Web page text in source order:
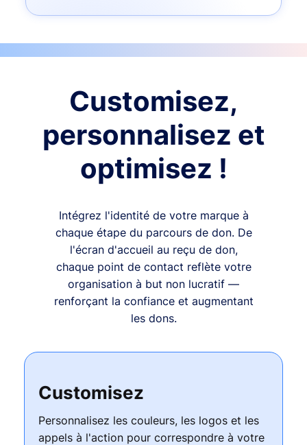
Customisez,
personnalisez et
optimisez !
Intégrez l'identité de votre marque à
chaque étape du parcours de don. De
l'écran d'accueil au reçu de don,
chaque point de contact reflète votre
organisation à but non lucratif —
renforçant la confiance et augmentant
les dons.
Customisez
Personnalisez les couleurs, les logos et les
appels à l'action pour correspondre à votre